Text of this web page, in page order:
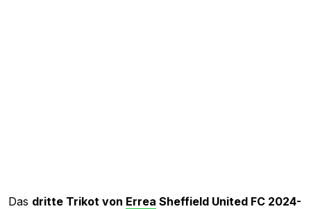
Das dritte Trikot von Errea Sheffield United FC 2024-